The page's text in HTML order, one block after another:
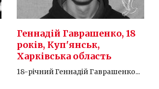
Геннадій Гаврашенко, 18
років, Куп'янськ,
Харківська область
18-річний Геннадій Гаврашенко...